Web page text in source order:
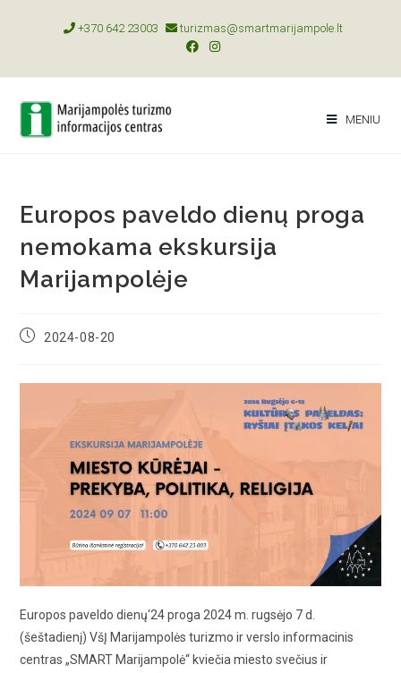
+370 642 23003 turizmas@smartmarijampole.lt
MENIU
Europos paveldo dienų proga
nemokama ekskursija
Marijampolėje
2024-08-20
Europos paveldo dienų‘24 proga 2024 m. rugsėjo 7 d.
(šeštadienį) VšĮ Marijampolės turizmo ir verslo informacinis
centras „SMART Marijampolė“ kviečia miesto svečius ir